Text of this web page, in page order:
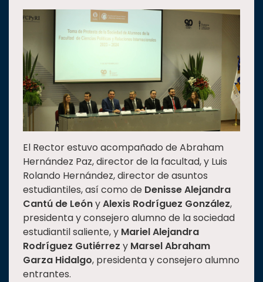
Investigación
Internacionalización
Responsabilidad
social
Vinculación
Historia
Universiada
Nacional
El Rector estuvo acompañado de Abraham
Hernández Paz, director de la facultad, y Luis
Rolando Hernández, director de asuntos
estudiantiles, así como de Denisse Alejandra
Cantú de LeónyAlexis Rodríguez González,
presidenta y consejero alumno de la sociedad
estudiantil saliente, y Mariel Alejandra
Rodríguez Gutiérrez y Marsel Abraham
Garza Hidalgo, presidenta y consejero alumno
entrantes.